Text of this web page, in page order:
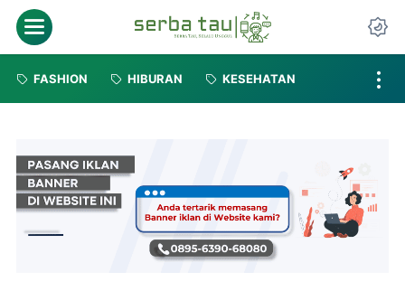
FASHION HIBURAN KESEHATAN